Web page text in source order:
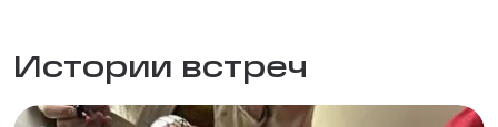
Истории встреч